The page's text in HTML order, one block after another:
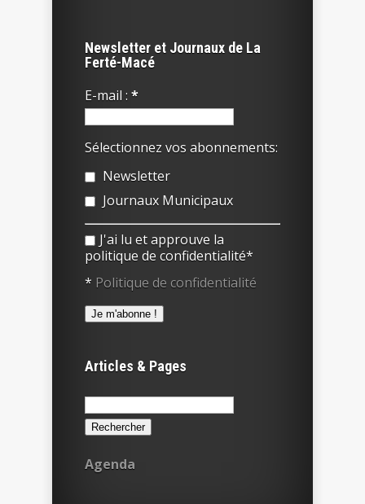
Newsletter et Journaux de La
Ferté-Macé
E-mail : *
Sélectionnez vos abonnements:
Newsletter
Journaux Municipaux
J'ai lu et approuve la
politique de confidentialité*
* Politique de confidentialité
Articles & Pages
Rechercher :
Agenda